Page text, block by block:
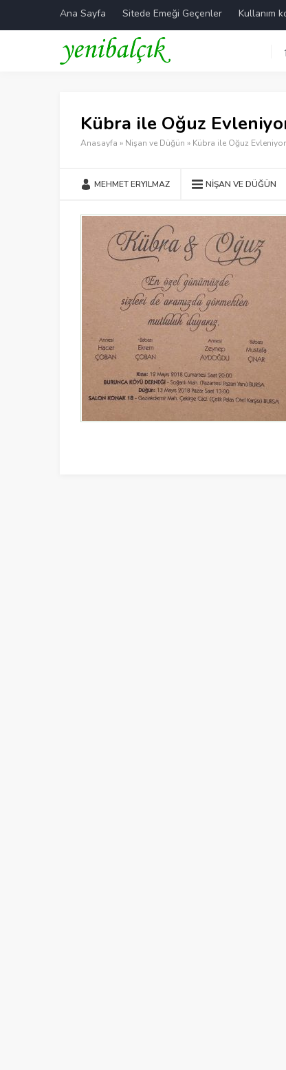
Ana Sayfa Sitede Emeği Geçenler Kullanım
Kübra ile Oğuz
Anasayfa » Nişan ve Düğün » Kübra ile Oğuz
MEHMET ERYILMAZ NIŞAN VE DÜĞÜN